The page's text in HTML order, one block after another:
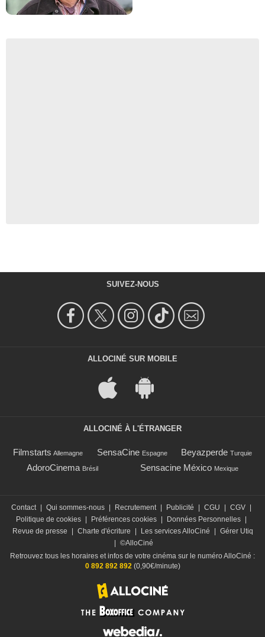
SUIVEZ-NOUS
ALLOCINÉ SUR MOBILE
ALLOCINÉ À L'ÉTRANGER
Filmstarts Allemagne SensaCine Espagne Beyazperde Turquie
AdoroCinema Brésil Sensacine México Mexique
Contact Qui sommes-nous Recrutement Publicité CGU CGV
Politique de cookies
Préférences cookies Données Personnelles
Revue de presse
Charte d'écriture Les services AlloCiné
Gérer Utiq
©AlloCiné
Retrouvez tous les horaires et infos de votre cinéma sur le numéro AlloCiné :
0 892 892 892(0,90€/minute)